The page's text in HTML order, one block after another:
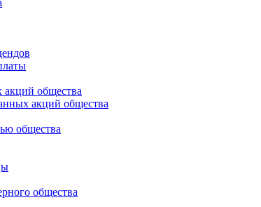
акций общества
акций общества
общества
общества